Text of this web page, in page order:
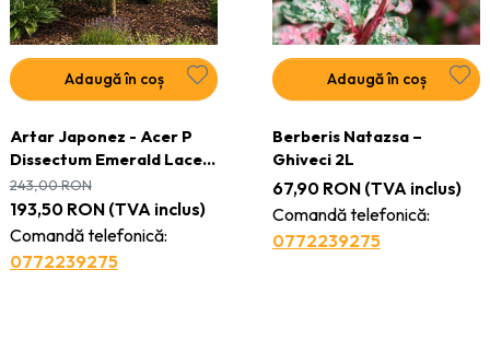
Adaugă în coș
Artar Japonez - Acer P
Dissectum Emerald Lace -
Ghiveci 3L - H 80 - 95 cm
193,50 RON(TVA inclus)
Comandă telefonică:
0772239275
243,00RON
Adaugă în coș
Berberis Natazsa –
Ghiveci 2L
67,90 RON(TVA inclus)
Comandă telefonică:
0772239275